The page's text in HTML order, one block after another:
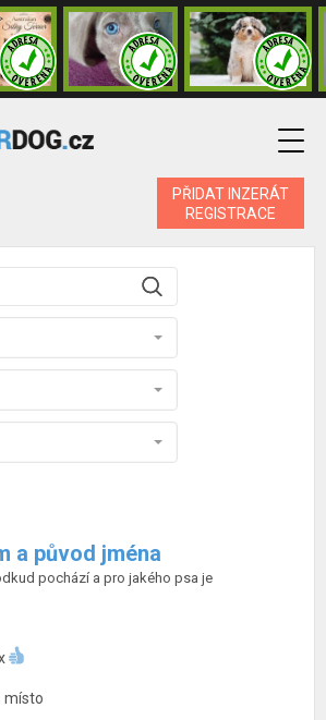
PŘIDAT INZERÁT
REGISTRACE
a původ jména
pochází a pro jakého psa je
místo